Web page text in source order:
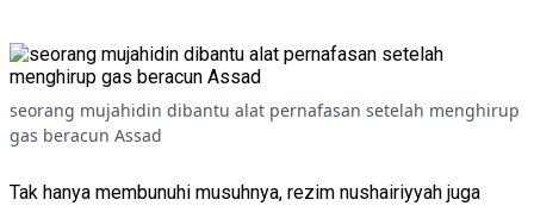
seorang mujahidin dibantu alat pernafasan setelah menghirup
gas beracun Assad
Tak hanya membunuhi musuhnya, rezim nushairiyyah juga